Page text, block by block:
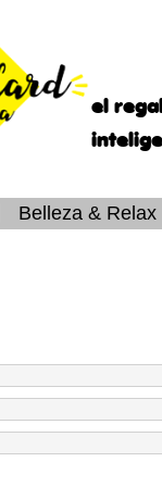
el
Belleza & Relax